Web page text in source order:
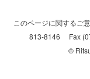
このページに関するご
813-8146 Fax
©